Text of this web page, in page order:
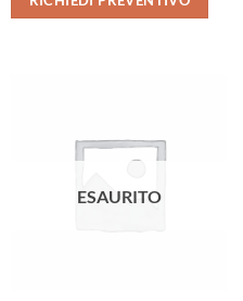
ESAURITO